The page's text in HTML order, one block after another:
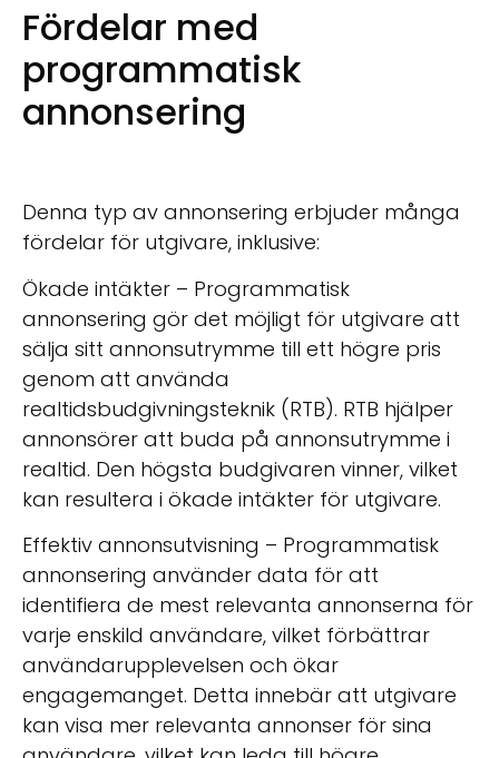
Fördelar med
programmatisk
annonsering
Denna typ av annonsering erbjuder många
fördelar för utgivare, inklusive:
Ökade intäkter – Programmatisk
annonsering gör det möjligt för utgivare att
sälja sitt annonsutrymme till ett högre pris
genom att använda
realtidsbudgivningsteknik (RTB). RTB hjälper
annonsörer att buda på annonsutrymme i
realtid. Den högsta budgivaren vinner, vilket
kan resultera i ökade intäkter för utgivare.
Effektiv annonsutvisning – Programmatisk
annonsering använder data för att
identifiera de mest relevanta annonserna för
varje enskild användare, vilket förbättrar
användarupplevelsen och ökar
engagemanget. Detta innebär att utgivare
kan visa mer relevanta annonser för sina